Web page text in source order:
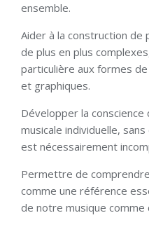
ensemble.
Aider à la construction
de plus en plus
particulière aux formes
et graphiques.
Développer la conscience
musicale individuelle,
est nécessairement
Permettre de
comme une référence
de notre musique